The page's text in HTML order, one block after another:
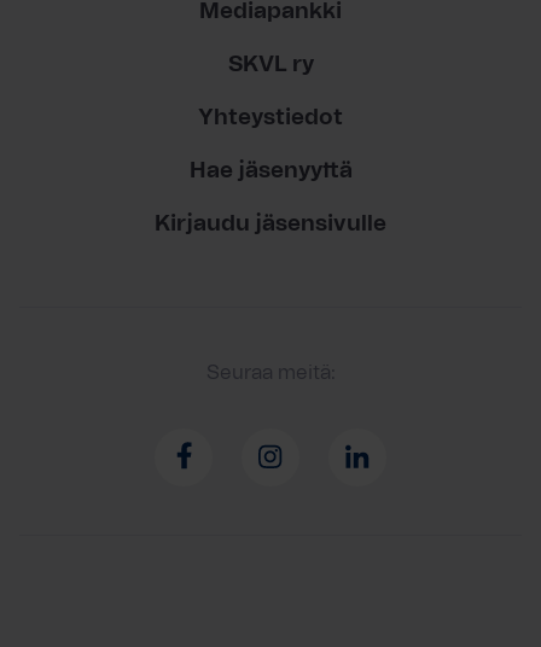
Mediapankki
SKVL ry
Yhteystiedot
Hae jäsenyyttä
Kirjaudu jäsensivulle
Seuraa meitä: